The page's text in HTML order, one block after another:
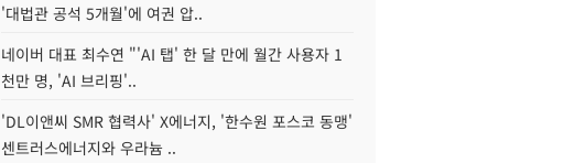
'대법관 공석 5개월'에 여권 압..
네이버 대표 최수연 "'AI 탭' 한 달 만에 월간 사용자 1
천만 명, 'AI 브리핑'..
'DL이앤씨 SMR 협력사' X에너지, '한수원 포스코 동맹'
센트러스에너지와 우라늄 ..